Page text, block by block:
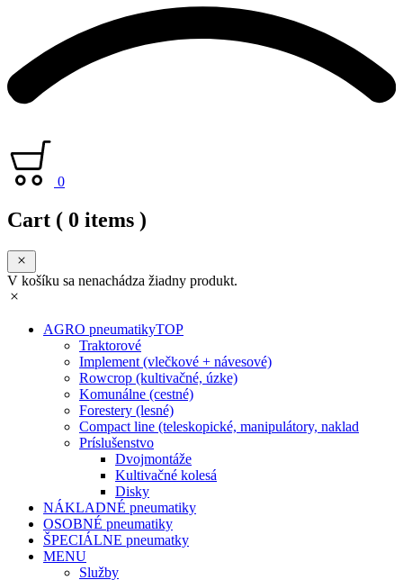
0
Cart ( 0 items )
V košíku sa nenachádza žiadny produkt.
AGRO pneumatikyTOP
Traktorové
Implement (vlečkové + návesové)
Rowcrop (kultivačné, úzke)
Komunálne (cestné)
Forestery (lesné)
Compact line (teleskopické, manipulátory, naklad
Príslušenstvo
Dvojmontáže
Kultivačné kolesá
Disky
NÁKLADNÉ pneumatiky
OSOBNÉ pneumatiky
ŠPECIÁLNE pneumatky
MENU
Služby